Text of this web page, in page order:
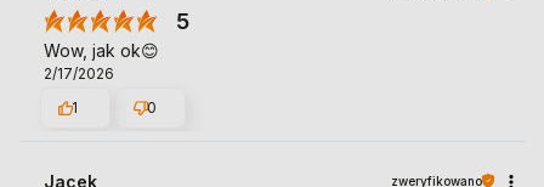
5
Wow, jak ok😊
2/17/2026
1
0
Jacek zweryfikowano